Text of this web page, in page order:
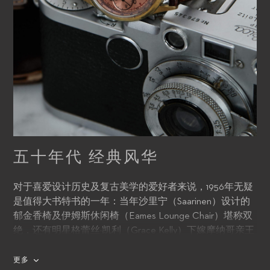
五十年代 经典风华
对于喜爱设计历史及复古美学的爱好者来说，1956年无疑
是值得大书特书的一年：当年沙里宁（Saarinen）设计的
郁金香椅及伊姆斯休闲椅（Eames Lounge Chair）堪称双
绝，还有明星格蕾丝·凯利（Grace Kelly）下嫁摩纳哥亲王
首的歌曲都成为五十年代欧美流行文化的重要象征。
更多